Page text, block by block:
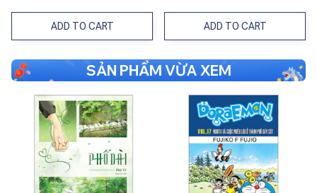
ADD TO CART ADD TO CART
SẢN PHẨM VỪA XEM